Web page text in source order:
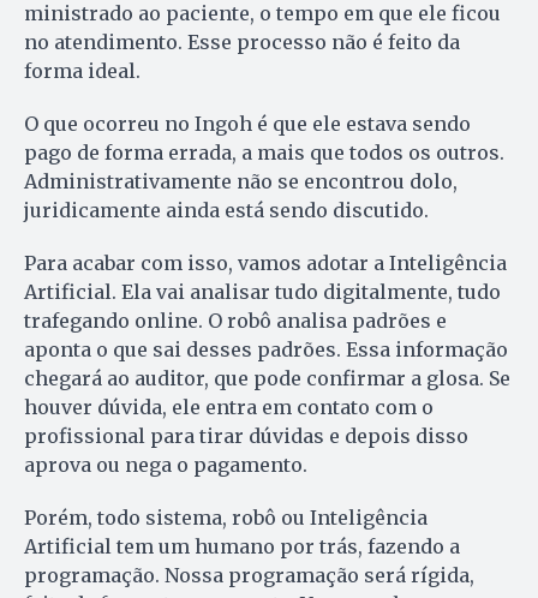
ministrado ao paciente, o tempo em que ele ficou
no atendimento. Esse processo não é feito da
forma ideal.
O que ocorreu no Ingoh é que ele estava sendo
pago de forma errada, a mais que todos os outros.
Administrativamente não se encontrou dolo,
juridicamente ainda está sendo discutido.
Para acabar com isso, vamos adotar a Inteligência
Artificial. Ela vai analisar tudo digitalmente, tudo
trafegando online. O robô analisa padrões e
aponta o que sai desses padrões. Essa informação
chegará ao auditor, que pode confirmar a glosa. Se
houver dúvida, ele entra em contato com o
profissional para tirar dúvidas e depois disso
aprova ou nega o pagamento.
Porém, todo sistema, robô ou Inteligência
Artificial tem um humano por trás, fazendo a
programação. Nossa programação será rígida,